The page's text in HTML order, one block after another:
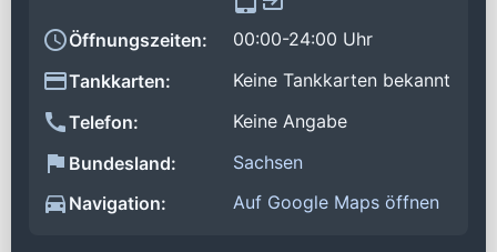
Öffnungszeiten:
00:00-24:00 Uhr
Tankkarten:
Keine Tankkarten bekannt
Telefon:
Keine Angabe
Bundesland:
Sachsen
Navigation:
Auf Google Maps öffnen